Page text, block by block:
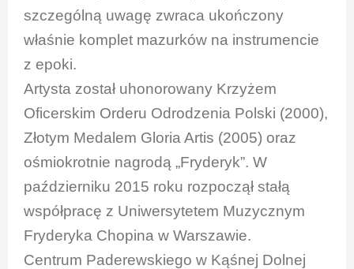
szczególną uwagę zwraca ukończony
właśnie komplet mazurków na instrumencie
z epoki.
Artysta został uhonorowany Krzyżem
Oficerskim Orderu Odrodzenia Polski (2000),
Złotym Medalem Gloria Artis (2005) oraz
ośmiokrotnie nagrodą „Fryderyk”. W
październiku 2015 roku rozpoczął stałą
współpracę z Uniwersytetem Muzycznym
Fryderyka Chopina w Warszawie.
Centrum Paderewskiego w Kąśnej Dolnej